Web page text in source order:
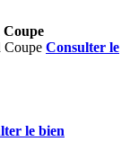
Consulter le
le bien